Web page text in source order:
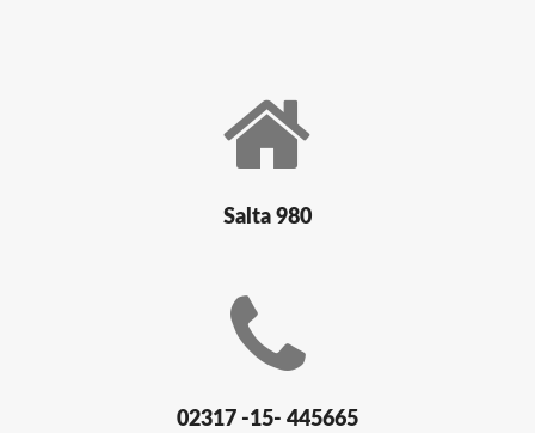
Salta 980
02317 -15- 445665